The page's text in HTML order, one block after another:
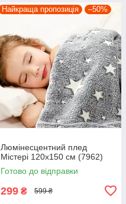
Найкраща пропозиція –50%
Люмінесцентний плед
Містері 120х150 см (7962)
Готово до відправки
299 ₴ 599 ₴